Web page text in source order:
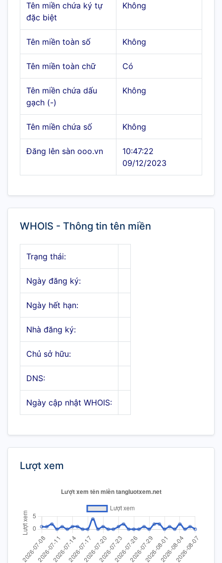
Tên miền chứa ký tự
đặc biệt
Không
Tên miền toàn số Không
Tên miền toàn chữ Có
Tên miền chứa dấu
gạch (-)
Không
Tên miền chứa số Không
Đăng lên sàn ooo.vn
10:47:22
09/12/2023
WHOIS - Thông tin tên miền
Trạng thái:
Ngày đăng ký:
Ngày hết hạn:
Nhà đăng ký:
Chủ sở hữu:
DNS:
Ngày cập nhật WHOIS:
Lượt xem